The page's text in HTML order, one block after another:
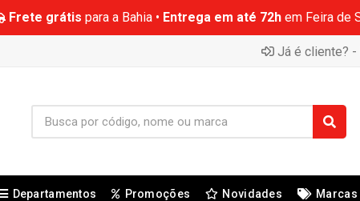
Frete grátis para a Bahia • Entrega em até 72hem Feira de
Já é cliente? -
Departamentos Promoções Novidades Marcas